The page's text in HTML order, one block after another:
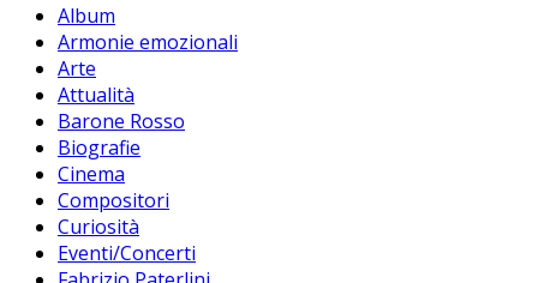
Album
Armonie emozionali
Arte
Attualità
Barone Rosso
Biografie
Cinema
Compositori
Curiosità
Eventi/Concerti